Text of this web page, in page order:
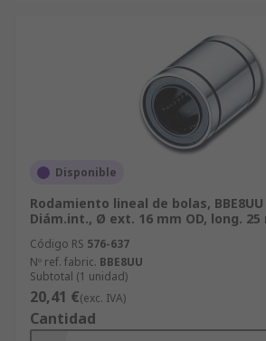
Disponible
Rodamiento lineal de bolas,
Diám.int., Ø ext. 16 mm OD, long. 25
Código RS 576-637
Nº ref. fabric. BBE8UU
Subtotal (1 unidad)
20,41 €(exc. IVA)
Cantidad